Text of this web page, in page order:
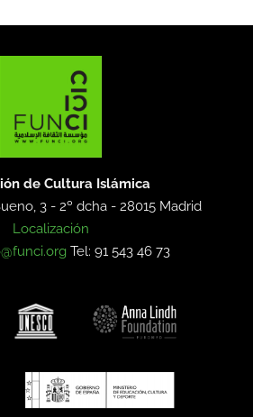
de Cultura Islámica
3 - 2º dcha -28015 Madrid
Localización
Tel: 91 543 46 73